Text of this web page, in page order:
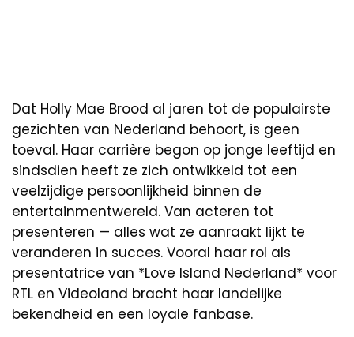
Dat Holly Mae Brood al jaren tot de populairste
gezichten van Nederland behoort, is geen
toeval. Haar carrière begon op jonge leeftijd en
sindsdien heeft ze zich ontwikkeld tot een
veelzijdige persoonlijkheid binnen de
entertainmentwereld. Van acteren tot
presenteren — alles wat ze aanraakt lijkt te
veranderen in succes. Vooral haar rol als
presentatrice van *Love Island Nederland* voor
RTL en Videoland bracht haar landelijke
bekendheid en een loyale fanbase.